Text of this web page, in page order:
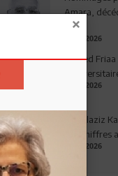
Amara,
deuil
03.08.2026
Ahmed
04.08.2026
Abdelaziz
aux chiffres
09.07.2026